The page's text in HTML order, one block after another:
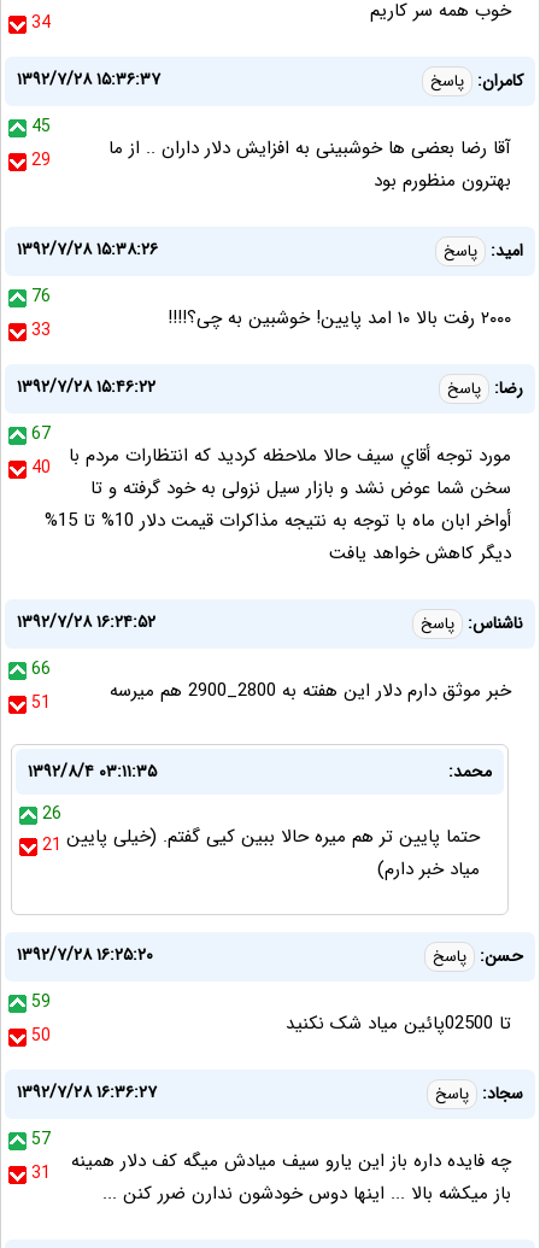
34
خوب همه سر کاریم
کامران: پاسخ
۱۳۹۲/۷/۲۸ ۱۵:۳۶:۳۷
45
29
آقا رضا بعضی ها خوشبینی به افزایش دلار داران .. از ما
بهترون منظورم بود
اميد: پاسخ
۱۳۹۲/۷/۲۸ ۱۵:۳۸:۲۶
76
33
٢٠٠٠ رفت بالا ١٠ امد پايين! خوشبين به چى؟!!!!
رضا: پاسخ
۱۳۹۲/۷/۲۸ ۱۵:۴۶:۲۲
67
40
مورد توجه أقاي سيف حالا ملاحظه كرديد كه انتظارات مردم با
سخن شما عوض نشد و بازار سيل نزولى به خود گرفته و تا
أواخر ابان ماه با توجه به نتيجه مذاكرات قيمت دلار 10% تا 15%
ديگر كاهش خواهد يافت
ناشناس: پاسخ
۱۳۹۲/۷/۲۸ ۱۶:۲۴:۵۲
66
51
خبر موثق دارم دلار این هفته به 2800_2900 هم میرسه
محمد:
۱۳۹۲/۸/۴ ۰۳:۱۱:۳۵
26
21 حتما پایین تر هم میره حالا ببین کیی گفتم. (خیلی پایین
میاد خبر دارم)
حسن: پاسخ
۱۳۹۲/۷/۲۸ ۱۶:۲۵:۲۰
59
50
تا 02500پائین میاد شک نکنید
سجاد: پاسخ
۱۳۹۲/۷/۲۸ ۱۶:۳۶:۲۷
57
31
چه فایده داره باز این یارو سیف میادش میگه کف دلار همینه
باز میکشه بالا ... اینها دوس خودشون ندارن ضرر کنن ...